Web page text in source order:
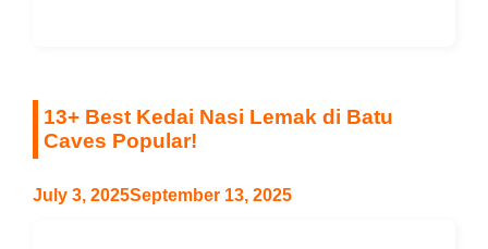
13+ Best Kedai Nasi Lemak di Batu
Caves Popular!
July 3, 2025September 13, 2025